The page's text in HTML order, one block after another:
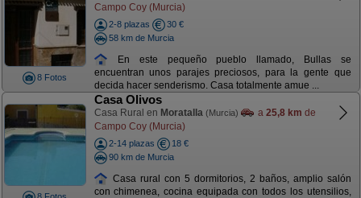
8 Fotos
Campo Coy (Murcia)
2-8 plazas
30 €
58 km de Murcia
En este pequeño pueblo llamado, Bullas se
encuentran unos parajes preciosos, para la gente que
decida hacer senderismo. Casa totalmente amue ...
Casa Olivos
Casa Rural en Moratalla (Murcia) a 25,8 km de
Campo Coy (Murcia)
2-14 plazas
18 €
90 km de Murcia
Casa rural con 5 dormitorios, 2 baños, amplio salón
con chimenea, cocina equipada con todos los utensilios,